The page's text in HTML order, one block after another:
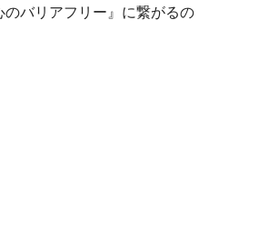
バリアフリー』に繋がるの